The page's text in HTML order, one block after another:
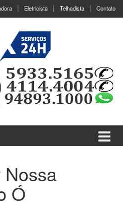
Eletricista Telhadista Contato
Nossa
Ó